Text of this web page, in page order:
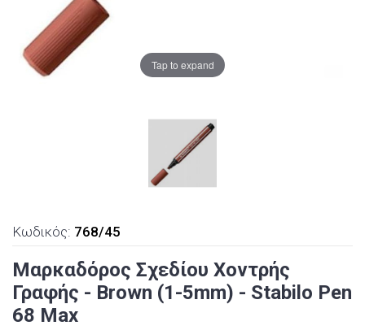
Tap to expand
Κωδικός: 768/45
Μαρκαδόρος Σχεδίου Χοντρής
Γραφής - Brown (1-5mm) - Stabilo Pen
68 Max